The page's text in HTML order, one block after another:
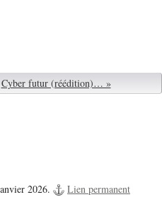
Cyber futur (réédition)… »
2026.
Lien permanent